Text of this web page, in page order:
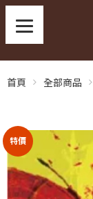
首頁 全部商品
特價